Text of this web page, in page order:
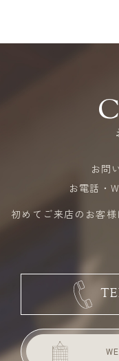
お問
お電話・
初めてご来店のお客様